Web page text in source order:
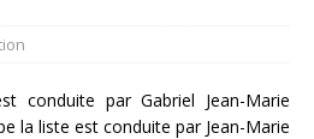
conduite par Gabriel Jean-Marie
la liste est conduite par Jean-Marie